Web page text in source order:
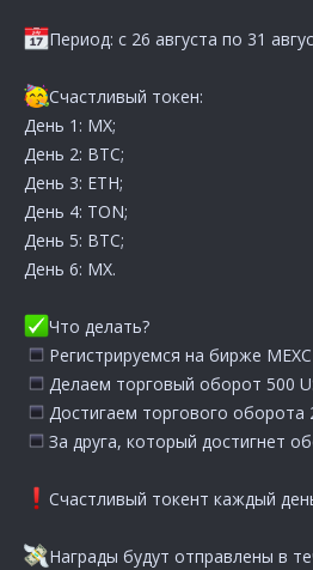
Период: с 26 августа по 31
Счастливый токен:
День 1: МХ;
День 2: BTC;
День 3: ETH;
День 4: ТОN;
День 5: BTC;
День 6: МХ.
Что делать?
Регистрируемся на бирже
Делаем торговый оборот 500
Достигаем торгового оборота
За друга, который достигнет
️Счастливый токент каждый
Награды будут отправлены в